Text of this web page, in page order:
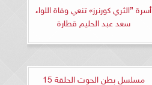
أسرة ”الثري كورنرز» تنعي وفاة اللواء
سعد عبد الحليم قطارة
مسلسل بطن الحوت الحلقة 15